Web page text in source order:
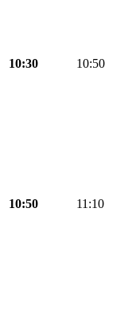
10:30 10:50
10:50 11:10